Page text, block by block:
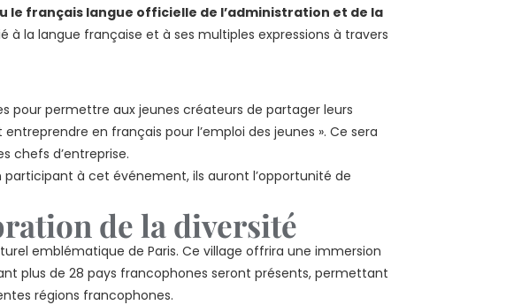
le français langue officielle de l’administration et de la
la langue française et à ses multiples expressions à travers
pour permettre aux jeunes créateurs de partager leurs
en français pour l’emploi des jeunes ». Ce sera
chefs d’entreprise.
participant à cet événement, ils auront l’opportunité de
de la diversité
emblématique de Paris. Ce village offrira une immersion
plus de 28 pays francophones seront présents, permettant
régions francophones.